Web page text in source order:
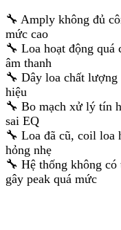
🔧 Amply không đủ
mức cao
🔧 Loa hoạt động quá
âm thanh
🔧 Dây loa chất
hiệu
🔧 Bo mạch xử lý tín
sai EQ
🔧 Loa đã cũ, coil loa
hỏng nhẹ
🔧 Hệ thống không
gây peak quá mức